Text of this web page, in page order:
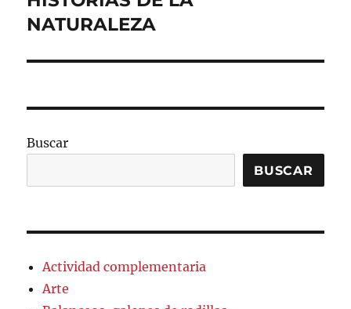
siguiente:
NATURALEZA
Buscar
BUSCAR
Actividad complementaria
Arte